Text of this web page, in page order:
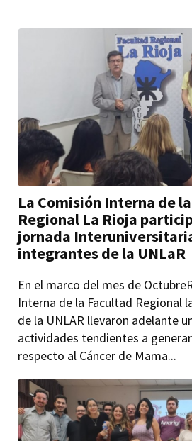
La Comisión Interna de
Regional La Rioja
jornada
integrantes de la UNLaR
En el marco del mes de
Interna de la Facultad Regional
de la UNLAR llevaron adelante
actividades tendientes a
respecto al Cáncer de Mama...